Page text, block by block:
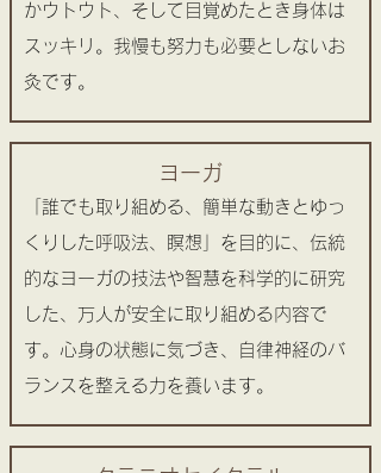
かウトウト、そして目覚めたとき身体は
スッキリ。我慢も努力も必要としないお
灸です。
ヨーガ
「誰でも取り組める、簡単な動きとゆっ
くりした呼吸法、瞑想」を目的に、伝統
的なヨーガの技法や智慧を科学的に研究
した、万人が安全に取り組める内容で
す。心身の状態に気づき、自律神経のバ
ランスを整える力を養います。